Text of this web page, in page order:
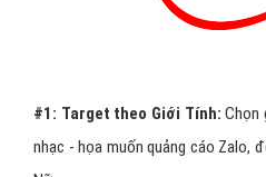
#1: Target theo Giới Tính: Chọn
nhạc - họa muốn quảng cáo Zalo,